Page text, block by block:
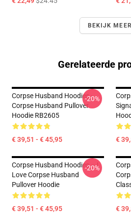
BEKIJK MEER
Gerelateerde
Corpse Husband Hoodies -
Corpse Husband Pullover
Hoodie RB2605
€ 39,51 - € 45,95
-20%
€
Corpse Husband Hoodies – I
Love Corpse Husband
Pullover Hoodie
€ 39,51 - € 45,95
-20%
€